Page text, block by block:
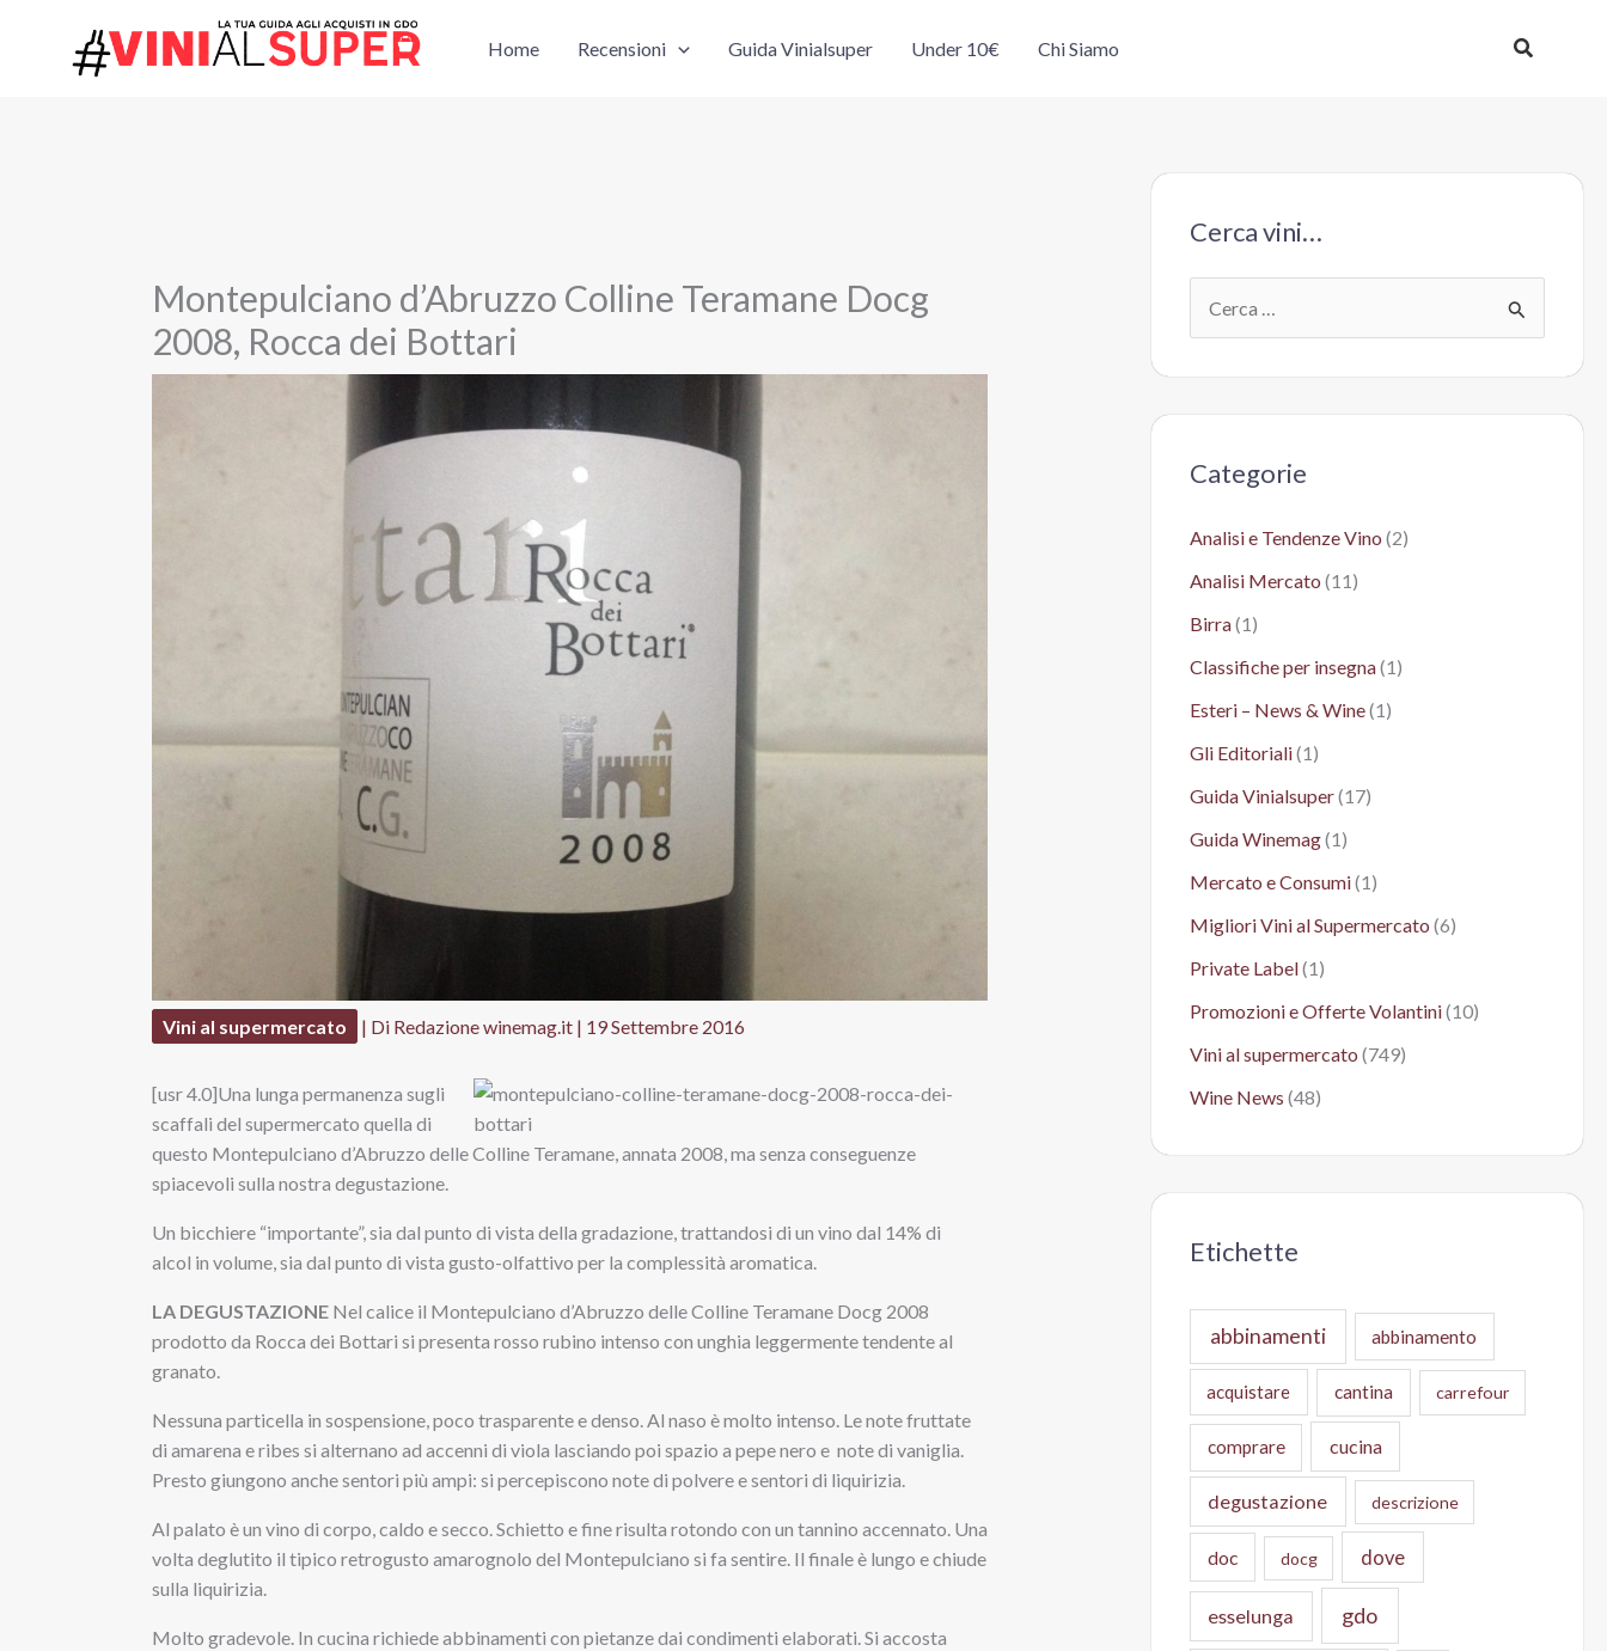
contenuto
Home Recensioni Guida Vinialsuper Under 10€ Chi Siamo Cerca
Montepulciano d’Abruzzo Colline Teramane Docg
2008, Rocca dei Bottari
Vini al supermercato | Di Redazione winemag.it | 19 Settembre 2016
[usr 4.0]Una lunga permanenza sugli
scaffali del supermercato quella di
questo Montepulciano d’Abruzzo delle Colline Teramane, annata 2008, ma senza conseguenze
spiacevoli sulla nostra degustazione.
Un bicchiere “importante”, sia dal punto di vista della gradazione, trattandosi di un vino dal 14% di
alcol in volume, sia dal punto di vista gusto-olfattivo per la complessità aromatica.
LA DEGUSTAZIONENel calice il Montepulciano d’Abruzzo delle Colline Teramane Docg 2008
prodotto da Rocca dei Bottari si presenta rosso rubino intenso con unghia leggermente tendente al
granato.
Nessuna particella in sospensione, poco trasparente e denso. Al naso è molto intenso. Le note fruttate
di amarena e ribes si alternano ad accenni di viola lasciando poi spazio a pepe nero e note di vaniglia.
Presto giungono anche sentori più ampi: si percepiscono note di polvere e sentori di liquirizia.
Al palato è un vino di corpo, caldo e secco. Schietto e fine risulta rotondo con un tannino accennato. Una
volta deglutito il tipico retrogusto amarognolo del Montepulciano si fa sentire. Il finale è lungo e chiude
sulla liquirizia.
Molto gradevole. In cucina richiede abbinamenti con pietanze dai condimenti elaborati. Si accosta
Cerca vini…
e
:Categorie
Analisi e Tendenze Vino (2)
Analisi Mercato (11)
Birra(1)
Classifiche per insegna(1)
Esteri – News & Wine(1)
Gli Editoriali(1)
Guida Vinialsuper(17)
Guida Winemag(1)
Mercato e Consumi(1)
Migliori Vini al Supermercato (6)
Private Label(1)
Promozioni e Offerte Volantini(10)
Vini al supermercato (749)
Wine News (48)
Etichette
abbinamenti abbinamento
acquistare cantina carrefour
comprare cucina
degustazione descrizione
doc docg dove
esselunga gdo